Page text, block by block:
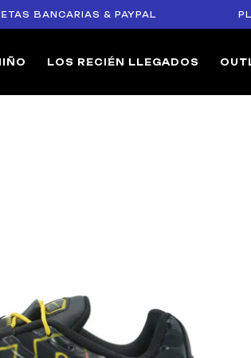
& PAYPAL PLAZO DE
LOS RECIÉN LLEGADOS